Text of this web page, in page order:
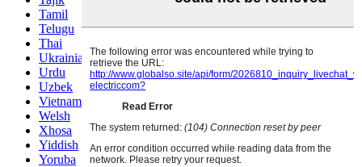
Tamil
Telugu
Thai
Ukrainian
Urdu
Uzbek
Vietnamese
Welsh
Xhosa
Yiddish
Yoruba